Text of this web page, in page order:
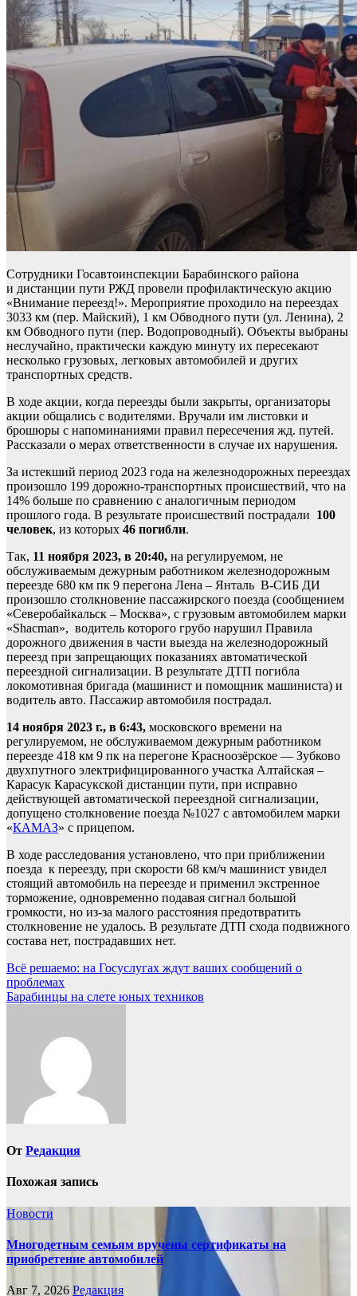
Сотрудники Госавтоинспекции Барабинского района
и дистанции пути РЖД провели профилактическую акцию
«Внимание переезд!». Мероприятие проходило на переездах
3033 км (пер. Майский), 1 км Обводного пути (ул. Ленина), 2
км Обводного пути (пер. Водопроводный). Объекты выбраны
неслучайно, практически каждую минуту их пересекают
несколько грузовых, легковых автомобилей и других
транспортных средств.
В ходе акции, когда переезды были закрыты, организаторы
акции общались с водителями. Вручали им листовки и
брошюры с напоминаниями правил пересечения жд. путей.
Рассказали о мерах ответственности в случае их нарушения.
За истекший период 2023 года на железнодорожных переездах
произошло 199 дорожно-транспортных происшествий, что на
14% больше по сравнению с аналогичным периодом
прошлого года. В результате происшествий пострадали 100
человек, из которых 46 погибли.
Так, 11 ноября 2023, в 20:40, на регулируемом, не
обслуживаемым дежурным работником железнодорожным
переезде 680 км пк 9 перегона Лена – Янталь В-СИБ ДИ
произошло столкновение пассажирского поезда (сообщением
«Северобайкальск – Москва», с грузовым автомобилем марки
«Shacman», водитель которого грубо нарушил Правила
дорожного движения в части выезда на железнодорожный
переезд при запрещающих показаниях автоматической
переездной сигнализации. В результате ДТП погибла
локомотивная бригада (машинист и помощник машиниста) и
водитель авто. Пассажир автомобиля пострадал.
14 ноября 2023 г., в 6:43, московского времени на
регулируемом, не обслуживаемом дежурным работником
переезде 418 км 9 пк на перегоне Красноозёрское — Зубково
двухпутного электрифицированного участка Алтайская –
Карасук Карасукской дистанции пути, при исправно
действующей автоматической переездной сигнализации,
допущено столкновение поезда №1027 с автомобилем марки
«КАМАЗ» с прицепом.
В ходе расследования установлено, что при приближении
поезда к переезду, при скорости 68 км/ч машинист увидел
стоящий автомобиль на переезде и применил экстренное
торможение, одновременно подавая сигнал большой
громкости, но из-за малого расстояния предотвратить
столкновение не удалось. В результате ДТП схода подвижного
состава нет, пострадавших нет.
Навигация
по
Всё решаемо: на Госуслугах ждут ваших сообщений о
проблемах
Барабинцы на слете юных техников
От Редакция
Похожая запись
Новости
Многодетным семьям вручены сертификаты на
приобретение автомобилей
Авг 7, 2026 Редакция